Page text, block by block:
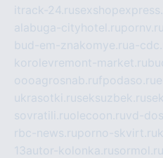
itrack-24.ru
alabuga-cityhotel.rupornv.ru
bud-em-znakomye.rua-
korolevremont-market.ru
oooagrosnab.rufpodaso.ru
ukrasotki.ruseksuzbek.ru
sovratili.ruolecoon.ruvd-
rbc-news.ruporno-skvirt.ru
13autor-kolonka.rusormol.ru